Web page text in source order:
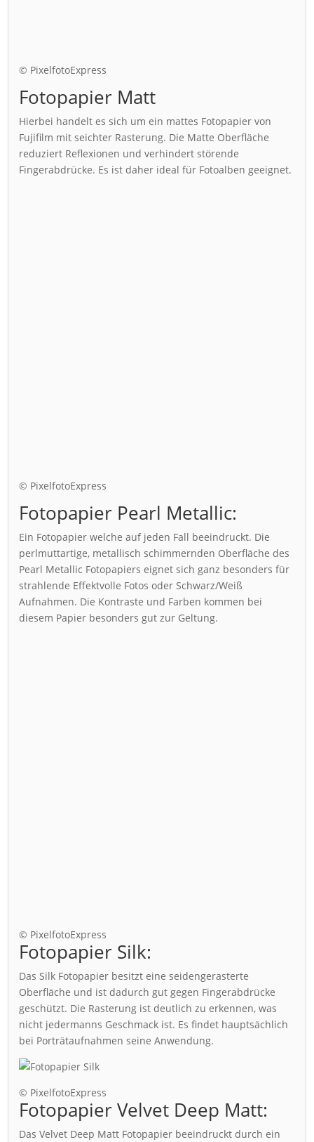
© PixelfotoExpress
Fotopapier Matt
Hierbei handelt es sich um ein mattes Fotopapier von
Fujifilm mit seichter Rasterung. Die Matte Oberfläche
reduziert Reflexionen und verhindert störende
Fingerabdrücke. Es ist daher ideal für Fotoalben geeignet.
© PixelfotoExpress
Fotopapier Pearl Metallic:
Ein Fotopapier welche auf jeden Fall beeindruckt. Die
perlmuttartige, metallisch schimmernden Oberfläche des
Pearl Metallic Fotopapiers eignet sich ganz besonders für
strahlende Effektvolle Fotos oder Schwarz/Weiß
Aufnahmen. Die Kontraste und Farben kommen bei
diesem Papier besonders gut zur Geltung.
© PixelfotoExpress
Fotopapier Silk:
Das Silk Fotopapier besitzt eine seidengerasterte
Oberfläche und ist dadurch gut gegen Fingerabdrücke
geschützt. Die Rasterung ist deutlich zu erkennen, was
nicht jedermanns Geschmack ist. Es findet hauptsächlich
bei Porträtaufnahmen seine Anwendung.
© PixelfotoExpress
Fotopapier Velvet Deep Matt:
Das Velvet Deep Matt Fotopapier beeindruckt durch ein